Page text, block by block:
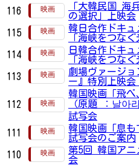
116
「大韓民国 海
の選択」上映会
115
韓日合作ドキュ
「海峡をつな
114
日韓合作ドキ
「海峡をつなぐ
113
劇場ヴァージョ
ー』特別上映
112
韓国映画「飛べ
（原題 ：날아
試写会
111
韓国映画「息も
試写会のご案内
110
第5回 韓国アニ
会